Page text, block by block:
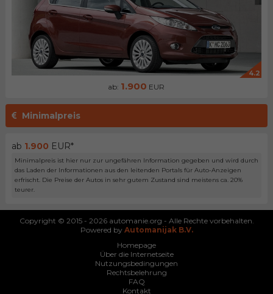
4.2
ab: 1.900 EUR
Minimalpreis
ab 1.900 EUR*
Minimalpreis ist hier nur zur ungefähren Information gegeben und wird durch
das Laden der Informationen aus den leitenden Portals für Auto-Anzeigen
erfrischt. Die Preise der Autos in sehr gutem Zustand sind meistens ca. 20%
teurer.
Copyright © 2015 - 2026 automanie.org - Alle Rechte vorbehalten.
Powered by Automanijak B.V.
Homepage
Über die Internetseite
Nutzungsbedingungen
Rechtsbelehrung
FAQ
Kontakt